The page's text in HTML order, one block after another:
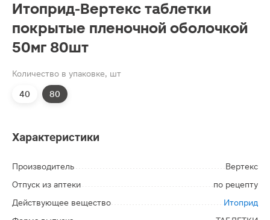
Итоприд-Вертекс таблетки
покрытые пленочной оболочкой
50мг 80шт
Количество в упаковке, шт
40 80
Характеристики
Производитель
Вертекс
Отпуск из аптеки
по рецепту
Действующее вещество
Итоприд